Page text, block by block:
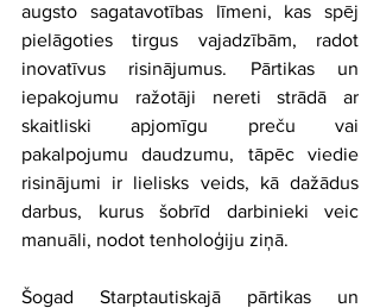
augsto sagatavotības līmeni, kas spēj
pielāgoties tirgus vajadzībām, radot
inovatīvus risinājumus. Pārtikas un
iepakojumu ražotāji nereti strādā ar
skaitliski apjomīgu preču vai
pakalpojumu daudzumu, tāpēc viedie
risinājumi ir lielisks veids, kā dažādus
darbus, kurus šobrīd darbinieki veic
manuāli, nodot tenholoģiju ziņā.
Šogad Starptautiskajā pārtikas un